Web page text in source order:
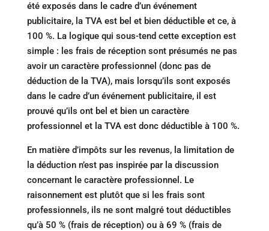
été exposés dans le cadre d’un événement
publicitaire, la TVA est bel et bien déductible et ce, à
100 %. La logique qui sous-tend cette exception est
simple : les frais de réception sont présumés ne pas
avoir un caractère professionnel (donc pas de
déduction de la TVA), mais lorsqu’ils sont exposés
dans le cadre d’un événement publicitaire, il est
prouvé qu’ils ont bel et bien un caractère
professionnel et la TVA est donc déductible à 100 %.
En matière d’impôts sur les revenus, la limitation de
la déduction n’est pas inspirée par la discussion
concernant le caractère professionnel. Le
raisonnement est plutôt que si les frais sont
professionnels, ils ne sont malgré tout déductibles
qu’à 50 % (frais de réception) ou à 69 % (frais de